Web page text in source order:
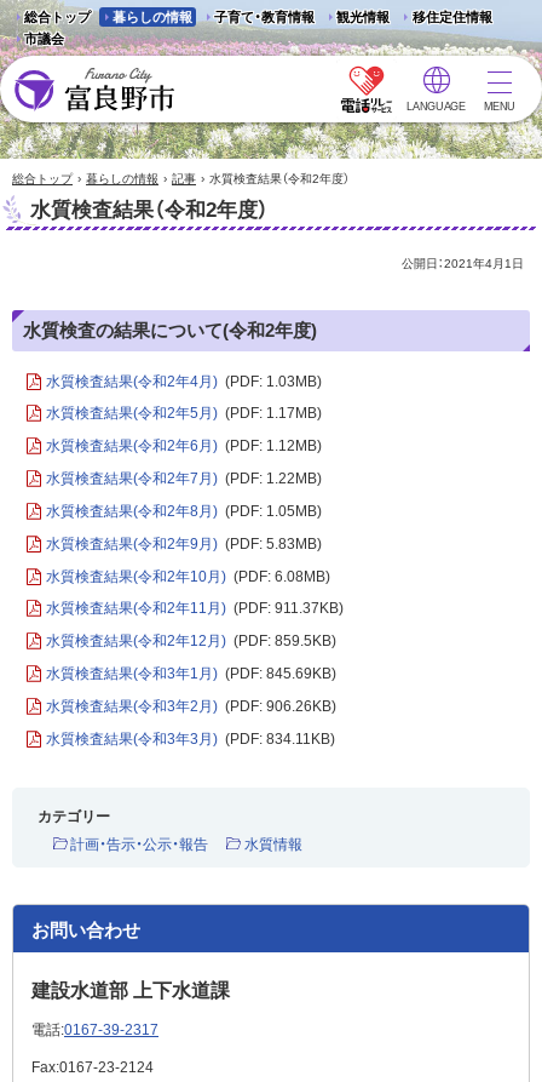
総合トップ 暮らしの情報 子育て・教育情報 観光情報
移住定住情報
市議会
富良野市 - Frano City
LANGUAGE MENU
総合トップ › 暮らしの情報 › 記事 › 水質検査結果（令和2年度）
水質検査結果（令和2年度）
公開日：2021年4月1日
水質検査の結果について(令和2年度)
水質検査結果(令和2年4月) (PDF: 1.03MB)
水質検査結果(令和2年5月) (PDF: 1.17MB)
水質検査結果(令和2年6月) (PDF: 1.12MB)
水質検査結果(令和2年7月) (PDF: 1.22MB)
水質検査結果(令和2年8月) (PDF: 1.05MB)
水質検査結果(令和2年9月) (PDF: 5.83MB)
水質検査結果(令和2年10月) (PDF: 6.08MB)
水質検査結果(令和2年11月) (PDF: 911.37KB)
水質検査結果(令和2年12月) (PDF: 859.5KB)
水質検査結果(令和3年1月) (PDF: 845.69KB)
水質検査結果(令和3年2月) (PDF: 906.26KB)
水質検査結果(令和3年3月) (PDF: 834.11KB)
カテゴリー
計画・告示・公示・報告
水質情報
お問い合わせ
建設水道部 上下水道課
電話:0167-39-2317
Fax:0167-23-2124